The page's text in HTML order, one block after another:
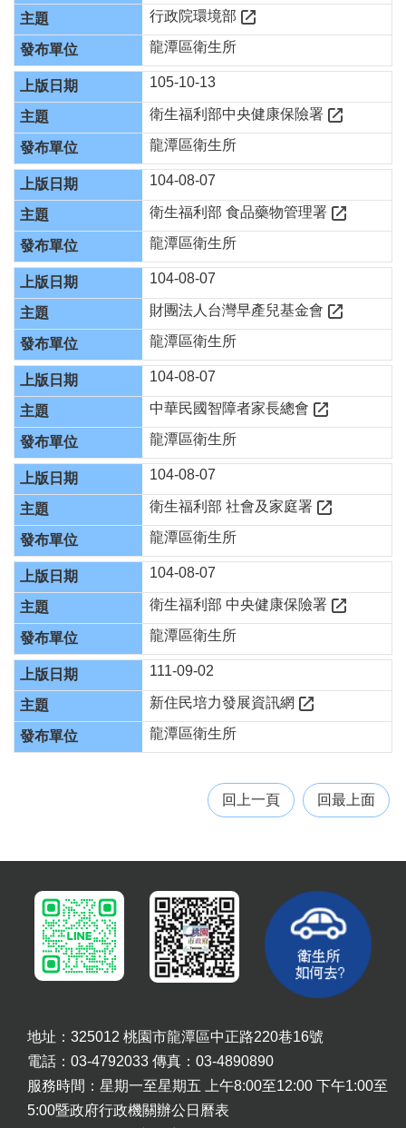
市
政
信
箱
常
見
問
題
桃
園
市
政
府
隱
私
權
政
網
站
安
全
政
策
政
府
網
站
資
料
開
放
宣
告
行政院環境部
龍潭區衛生所
105-10-13
衛生福利部中央健康保險署
龍潭區衛生所
104-08-07
衛生福利部 食品藥物管理署
龍潭區衛生所
104-08-07
財團法人台灣早產兒基金會
龍潭區衛生所
104-08-07
中華民國智障者家長總會
龍潭區衛生所
104-08-07
衛生福利部 社會及家庭署
龍潭區衛生所
104-08-07
衛生福利部 中央健康保險署
龍潭區衛生所
111-09-02
新住民培力發展資訊網
龍潭區衛生所
回上一頁 回最上面
地址：325012 桃園市龍潭區中正路220巷16號
電話：03-4792033 傳真：03-4890890
服務時間：星期一至星期五 上午8:00至12:00 下午1:00至
5:00暨政府行政機關辦公日曆表